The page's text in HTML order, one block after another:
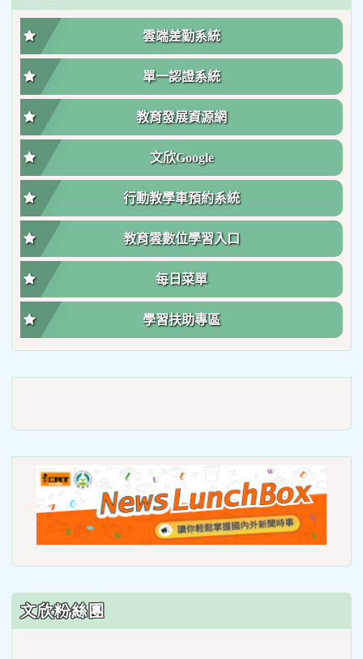
雲端差勤系統
單一認證系統
教育發展資源網
文欣Google
行動教學車預約系統
教育雲數位學習入口
每日菜單
學習扶助專區
to
文欣粉絲團